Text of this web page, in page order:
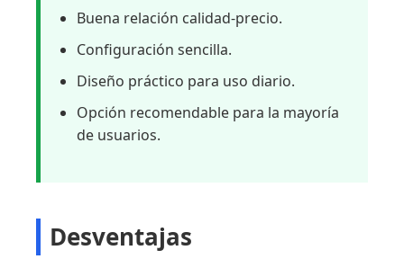
Buena relación calidad-precio.
Configuración sencilla.
Diseño práctico para uso diario.
Opción recomendable para la mayoría
de usuarios.
Desventajas